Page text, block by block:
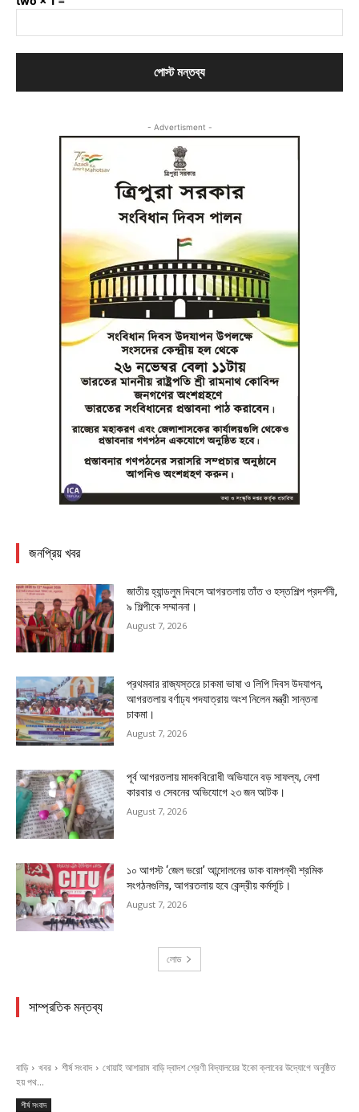
- Advertisment -
জনপ্রিয় খবর
জাতীয় হ্যান্ডলুম দিবসে আগরতলায় তাঁত ও হস্তশিল্প প্রদর্শনী,
৯ শিল্পীকে সম্মাননা।
August 7, 2026
প্রথমবার রাজ্যস্তরে চাকমা ভাষা ও লিপি দিবস উদযাপন,
আগরতলায় বর্ণাঢ্য পদযাত্রায় অংশ নিলেন মন্ত্রী সান্তনা
চাকমা।
August 7, 2026
পূর্ব আগরতলায় মাদকবিরোধী অভিযানে বড় সাফল্য, নেশা
কারবার ও সেবনের অভিযোগে ২৩ জন আটক।
August 7, 2026
১০ আগস্ট ‘জেল ভরো’ আন্দোলনের ডাক বামপন্থী শ্রমিক
সংগঠনগুলির, আগরতলায় হবে কেন্দ্রীয় কর্মসূচি।
August 7, 2026
লোড
সাম্প্রতিক মন্তব্য